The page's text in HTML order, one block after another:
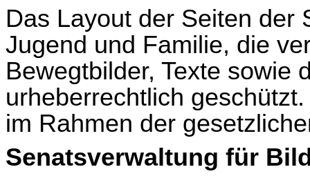
Das Layout der Seiten der
Jugend und Familie, die
Bewegtbilder, Texte sowie
urheberrechtlich
im Rahmen der
Senatsverwaltung für